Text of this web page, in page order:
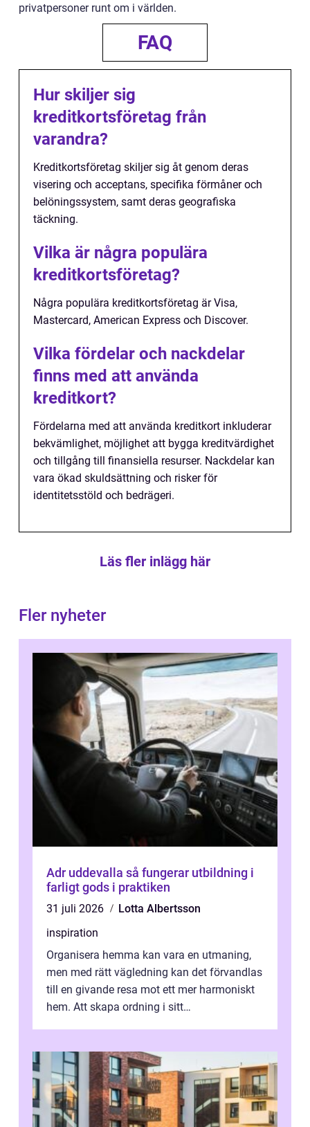
privatpersoner runt om i världen.
FAQ
Hur skiljer sig
kreditkortsföretag från
varandra?
Kreditkortsföretag skiljer sig åt genom deras
visering och acceptans, specifika förmåner och
belöningssystem, samt deras geografiska
täckning.
Vilka är några populära
kreditkortsföretag?
Några populära kreditkortsföretag är Visa,
Mastercard, American Express och Discover.
Vilka fördelar och nackdelar
finns med att använda
kreditkort?
Fördelarna med att använda kreditkort inkluderar
bekvämlighet, möjlighet att bygga kreditvärdighet
och tillgång till finansiella resurser. Nackdelar kan
vara ökad skuldsättning och risker för
identitetsstöld och bedrägeri.
Läs fler inlägg här
Fler nyheter
Adr uddevalla så fungerar utbildning i
farligt gods i praktiken
31 juli 2026
Lotta Albertsson
inspiration
Organisera hemma kan vara en utmaning,
men med rätt vägledning kan det förvandlas
till en givande resa mot ett mer harmoniskt
hem. Att skapa ordning i sitt